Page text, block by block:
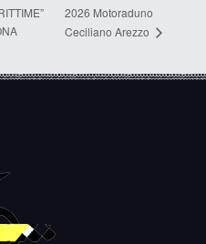
2026 Motoraduno
Ceciliano Arezzo